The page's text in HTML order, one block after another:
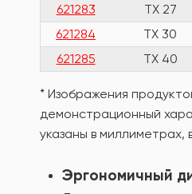
621283
TX 27
621284
TX 30
621285
TX 40
* Изображения
демонстрационный
указаны в миллиметрах,
Эргономичный